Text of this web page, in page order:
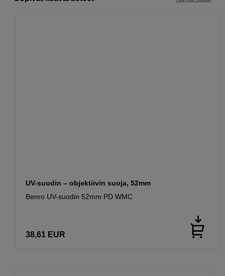
UV-suodin – objektiivin suoja, 52mm
Benro UV-suodin 52mm PD WMC
38,61 EUR